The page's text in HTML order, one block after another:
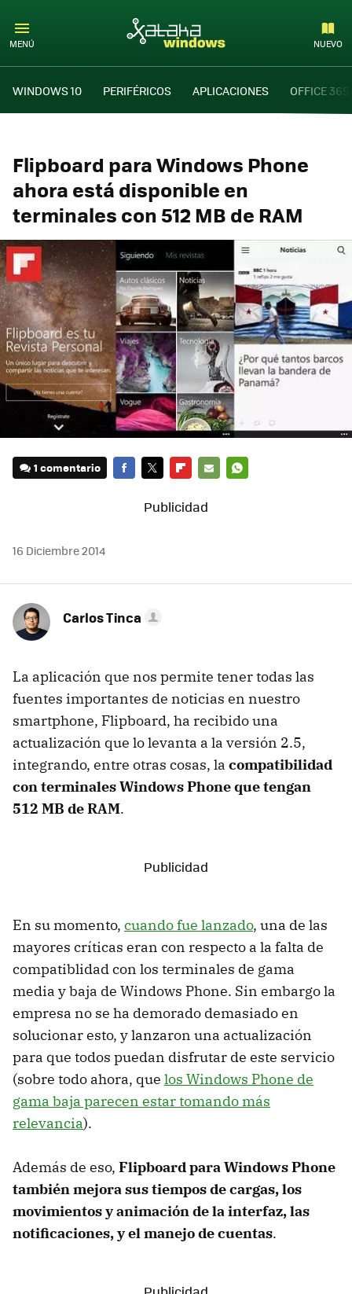
MENÚ NUEVO
WINDOWS 10 PERIFÉRICOS APLICACIONES OFFICE 365
Flipboard para Windows Phone
ahora está disponible en
terminales con 512 MB de RAM
1 comentario
MAIL
16 Diciembre 2014
Carlos Tinca
La aplicación que nos permite tener todas las
fuentes importantes de noticias en nuestro
smartphone, Flipboard, ha recibido una
actualización que lo levanta a la versión 2.5,
integrando, entre otras cosas, la compatibilidad
con terminales Windows Phone que tengan
512 MB de RAM.
En su momento, cuando fue lanzado, una de las
mayores críticas eran con respecto a la falta de
compatiblidad con los terminales de gama
media y baja de Windows Phone. Sin embargo la
empresa no se ha demorado demasiado en
solucionar esto, y lanzaron una actualización
para que todos puedan disfrutar de este servicio
(sobre todo ahora, que los Windows Phone de
gama baja parecen estar tomando más
relevancia).
Además de eso, Flipboard para Windows Phone
también mejora sus tiempos de cargas, los
movimientos y animación de la interfaz, las
notificaciones, y el manejo de cuentas.